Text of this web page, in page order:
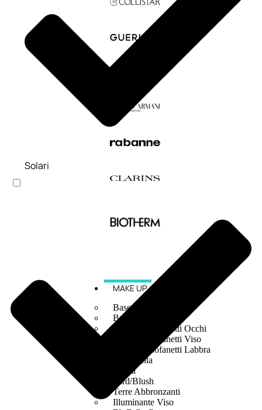
MAKE UP
Base/ Primer Occhi
Base/ Primer Viso
Palette E Cofanetti Occhi
Palette E Cofanetti Viso
Palette E Cofanetti Labbra
Fondotinta
Cipria
Fard/Blush
Terre Abbronzanti
Illuminante Viso
Solari